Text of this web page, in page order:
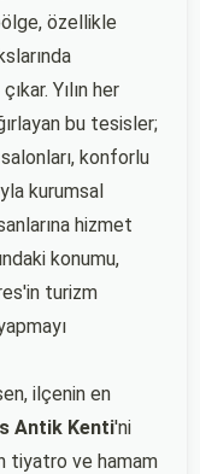
özellikle
Yılın her
bu tesisler;
konforlu
kurumsal
hizmet
konumu,
turizm
ilçenin en
Antik Kenti'ni
tiyatro ve hamam